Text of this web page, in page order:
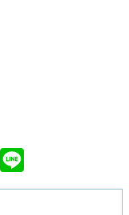
Twitter